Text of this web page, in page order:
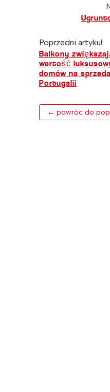
Poprzedni artykuł
Balkony
wartość
domów na
Portugalii
← powróc do